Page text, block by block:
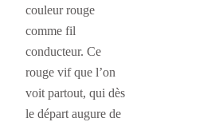
couleur rouge
comme fil
conducteur. Ce
rouge vif que l’on
voit partout, qui dès
le départ augure de